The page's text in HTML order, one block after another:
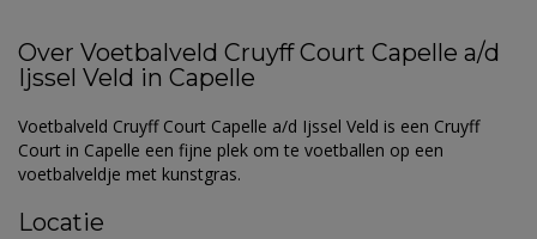
Over Voetbalveld Cruyff Court Capelle a/d
Ijssel Veld in Capelle
Voetbalveld Cruyff Court Capelle a/d Ijssel Veld is een Cruyff
Court in Capelle een fijne plek om te voetballen op een
voetbalveldje met kunstgras.
Locatie